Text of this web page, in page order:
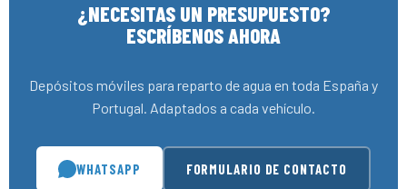
¿NECESITAS UN PRESUPUESTO?
ESCRÍBENOS AHORA
Depósitos móviles para reparto de agua en toda España y
Portugal. Adaptados a cada vehículo.
WHATSAPP FORMULARIO DE CONTACTO